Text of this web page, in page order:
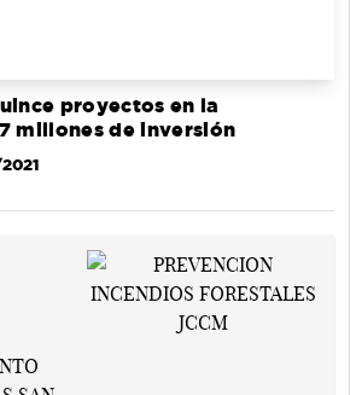
proyectos en la
millones de inversión